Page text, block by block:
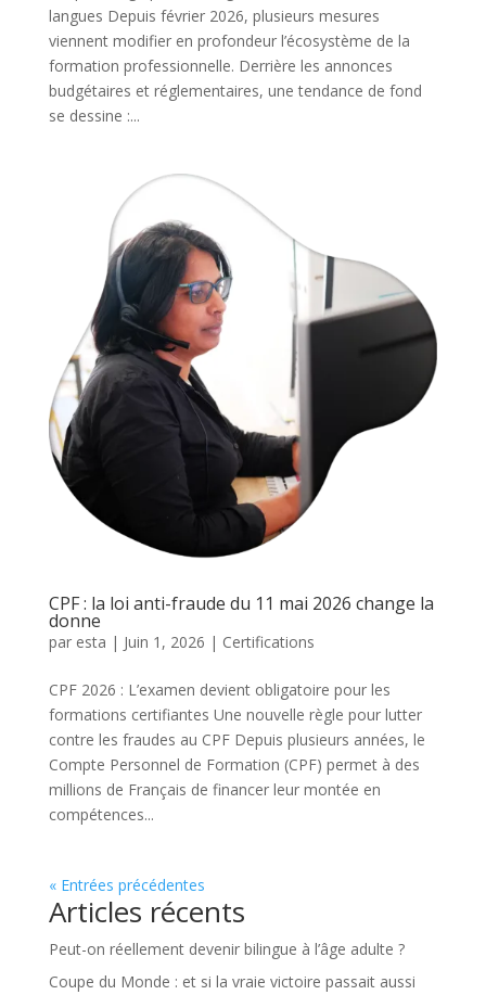
langues Depuis février 2026, plusieurs mesures
viennent modifier en profondeur l’écosystème de la
formation professionnelle. Derrière les annonces
budgétaires et réglementaires, une tendance de fond
se dessine :...
CPF : la loi anti-fraude du 11 mai 2026 change la
donne
par esta | Juin 1, 2026 | Certifications
CPF 2026 : L’examen devient obligatoire pour les
formations certifiantes Une nouvelle règle pour lutter
contre les fraudes au CPF Depuis plusieurs années, le
Compte Personnel de Formation (CPF) permet à des
millions de Français de financer leur montée en
compétences...
« Entrées précédentes
Articles récents
Peut-on réellement devenir bilingue à l’âge adulte ?
Coupe du Monde : et si la vraie victoire passait aussi